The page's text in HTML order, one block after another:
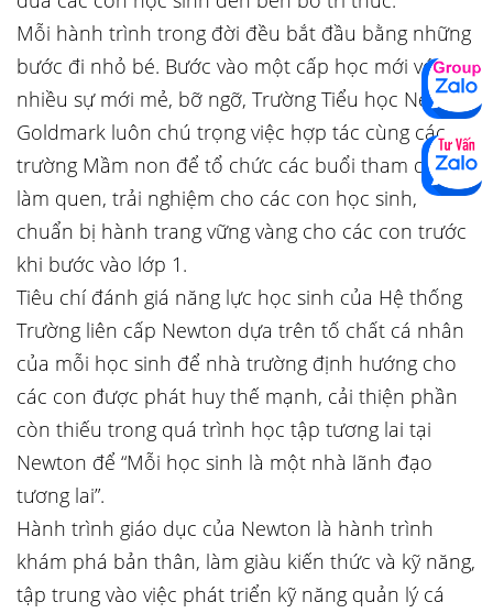
Mỗi hành trình trong đời đều bắt đầu bằng những
bước đi nhỏ bé. Bước vào một cấp học mới với
nhiều sự mới mẻ, bỡ ngỡ, Trường Tiểu học Newton
Goldmark luôn chú trọng việc hợp tác cùng các
trường Mầm non để tổ chức các buổi tham quan,
làm quen, trải nghiệm cho các con học sinh,
chuẩn bị hành trang vững vàng cho các con trước
khi bước vào lớp 1.
Tiêu chí đánh giá năng lực học sinh của Hệ thống
Trường liên cấp Newton dựa trên tố chất cá nhân
của mỗi học sinh để nhà trường định hướng cho
các con được phát huy thế mạnh, cải thiện phần
còn thiếu trong quá trình học tập tương lai tại
Newton để “Mỗi học sinh là một nhà lãnh đạo
tương lai”.
Hành trình giáo dục của Newton là hành trình
khám phá bản thân, làm giàu kiến thức và kỹ năng,
tập trung vào việc phát triển kỹ năng quản lý cá